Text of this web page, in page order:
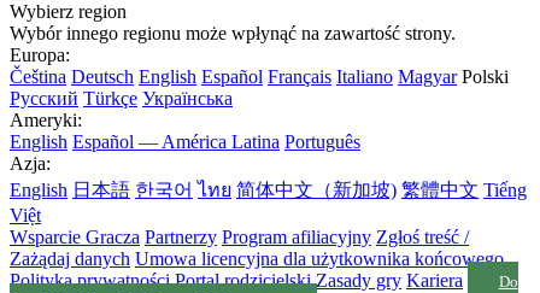
Wybierz region
Wybór innego regionu może wpłynąć na zawartość strony.
Europa:
Čeština Deutsch English Español Français Italiano Magyar Polski
Русский Türkçe Українська
Ameryki:
English Español — América Latina Português
Azja:
English 日本語 한국어 ไทย 简体中文（新加坡) 繁體中文 Tiếng
Việt
Wsparcie Gracza Partnerzy Program afiliacyjny Zgłoś treść /
Zażądaj danych Umowa licencyjna dla użytkownika końcowego
Polityka prywatności Portal rodzicielski Zasady gry Kariera
Do